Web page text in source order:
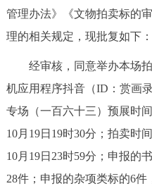
管理办法》《文物拍卖标的
理的相关规定，现批复如下：
经审核，同意举办本场拍
机应用程序抖音（ID：赏画
专场（一百六十三）预展时
10月19日19时30分；拍卖时
10月19日23时59分；申报的
28件；申报的杂项类标的6